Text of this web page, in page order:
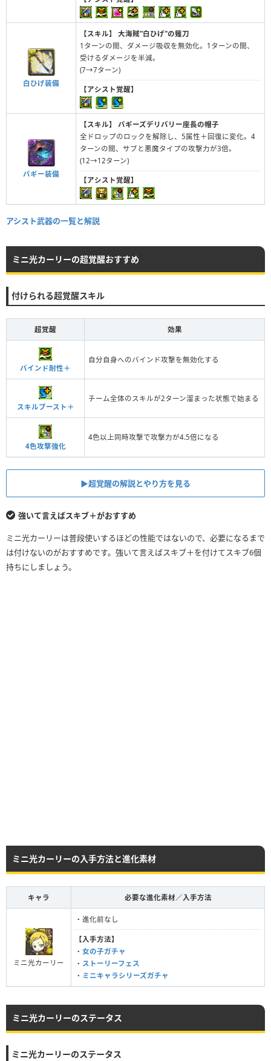
白ひげ装備
【スキル】
大海賊"白ひげ"の薙刀
1ターンの間、ダメージ吸収を無効化。1ターンの間、
受けるダメージを半減。
(7→7ターン)
【アシスト覚醒】
バギー装備
【スキル】
バギーズデリバリー座長の帽子
全ドロップのロックを解除し、5属性＋回復に変化。4
ターンの間、サブと悪魔タイプの攻撃力が3倍。
(12→12ターン)
【アシスト覚醒】
アシスト武器の一覧と解説
ミニ光カーリーの超覚醒おすすめ
付けられる超覚醒スキル
超覚醒 効果
バインド耐性＋
自分自身へのバインド攻撃を無効化する
スキルブースト＋
チーム全体のスキルが2ターン溜まった状態で始まる
4色攻撃強化
4色以上同時攻撃で攻撃力が4.5倍になる
▶︎超覚醒の解説とやり方を見る
強いて言えばスキブ＋がおすすめ
ミニ光カーリーは普段使いするほどの性能ではないので、必要になるまで
は付けないのがおすすめです。強いて言えばスキブ＋を付けてスキブ6個
持ちにしましょう。
ミニ光カーリーの入手方法と進化素材
キャラ 必要な進化素材／入手方法
ミニ光カーリー
・進化前なし
【入手方法】
・ 女の子ガチャ
・ ストーリーフェス
・ ミニキャラシリーズガチャ
ミニ光カーリーのステータス
ミニ光カーリーのステータス